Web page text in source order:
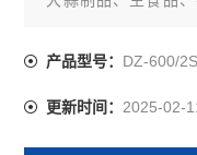
起到隔氧、保鲜、防
产品型号： DZ-600/2S
更新时间：2025-02-